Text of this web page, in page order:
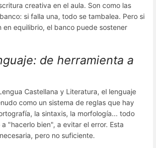
creativa en el aula. Son como las
si falla una, todo se tambalea. Pero si
en equilibrio, el banco puede sostener
de herramienta a
Castellana y Literatura, el lenguaje
como un sistema de reglas que hay
la sintaxis, la morfología... todo
"hacerlo bien", a evitar el error. Esta
pero no suficiente.